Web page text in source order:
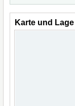
Karte und Lage